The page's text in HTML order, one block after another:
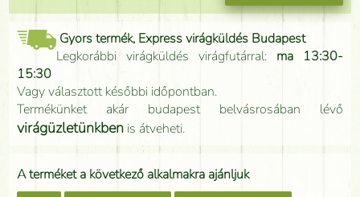
Gyors termék, Express virágküldés Budapest
Legkorábbi virágküldés virágfutárral: ma 13:30-
15:30
Vagy választott későbbi időpontban.
Termékünket akár budapest belvásrosában lévő
virágüzletünkben is átveheti.
A terméket a következő alkalmakra ajánljuk